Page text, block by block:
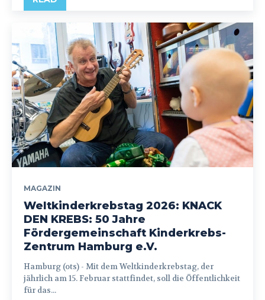
MAGAZIN
Weltkinderkrebstag 2026: KNACK
DEN KREBS: 50 Jahre
Fördergemeinschaft Kinderkrebs-
Zentrum Hamburg e.V.
Hamburg (ots) - Mit dem Weltkinderkrebstag, der
jährlich am 15. Februar stattfindet, soll die Öffentlichkeit
für das...